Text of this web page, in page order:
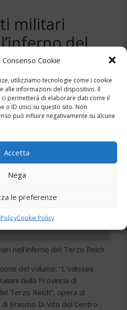
Cookie
utilizziamo tecnologie come i cookie
alle informazioni del dispositivo. Il
permetterà di elaborare dati come il
o ID unici su questo sito. Non
può influire negativamente su alcune
Accetta
Nega
le preferenze
Cookie Policy
militari
del
Internati militari,provincia di
i cookie marketing e
questo contenuto
nell’inferno del Terzo Reich
del volume: “L’odissea
della Provincia di
Terzo Reich”, opera di
Erasmo Di Vito del Centro